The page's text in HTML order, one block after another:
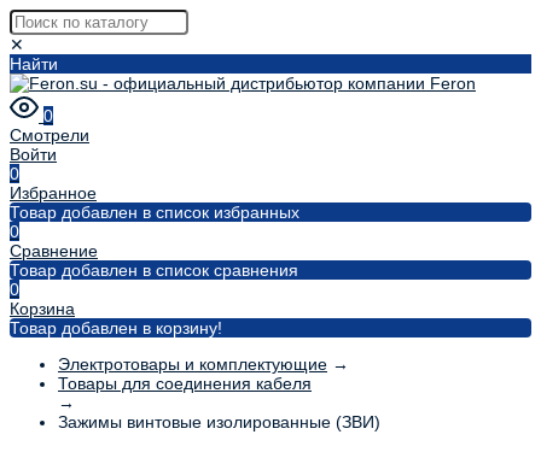
✕
Найти
0
Смотрели
Войти
0
Избранное
Товар добавлен в список избранных
0
Сравнение
Товар добавлен в список сравнения
0
Корзина
Товар добавлен в корзину!
Электротовары и комплектующие →
Товары для соединения кабеля
→
Зажимы винтовые изолированные (ЗВИ)